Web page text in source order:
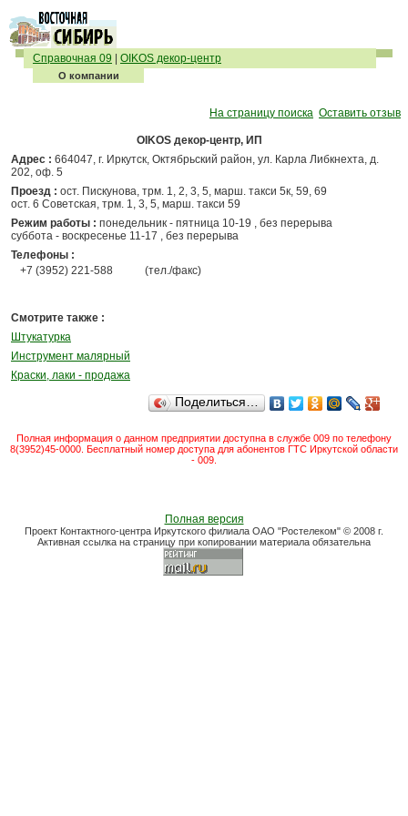
Справочная 09 OIKOS декор-центр
О компании
На страницу поиска Оставить отзыв
OIKOS декор-центр, ИП
Адрес : 664047, г. Иркутск, Октябрьский район, ул. Карла Либкнехта, д.
202, оф. 5
Проезд : ост. Пискунова, трм. 1, 2, 3, 5, марш. такси 5к, 59, 69
ост. 6 Советская, трм. 1, 3, 5, марш. такси 59
Режим работы : понедельник - пятница 10-19 , без перерыва
суббота - воскресенье 11-17 , без перерыва
Телефоны :
+7 (3952) 221-588
(тел./факс)
Смотрите также :
Штукатурка
Инструмент малярный
Краски, лаки - продажа
Поделиться…
Полная информация о данном предприятии доступна в службе 009 по телефону
8(3952)45-0000. Бесплатный номер доступа для абонентов ГТС Иркутской области
- 009.
Полная версия
Проект Контактного-центра Иркутского филиала ОАО "Ростелеком" © 2008 г.
Активная ссылка на страницу при копировании материала обязательна